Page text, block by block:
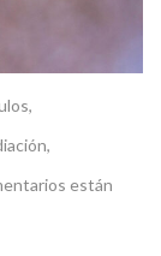
,
,
están